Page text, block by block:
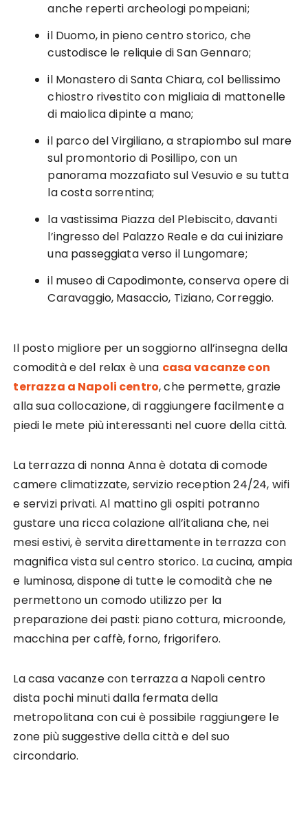
anche reperti archeologi pompeiani;
il Duomo, in pieno centro storico, che
custodisce le reliquie di San Gennaro;
il Monastero di Santa Chiara, col bellissimo
chiostro rivestito con migliaia di mattonelle
di maiolica dipinte a mano;
il parco del Virgiliano, a strapiombo sul mare
sul promontorio di Posillipo, con un
panorama mozzafiato sul Vesuvio e su tutta
la costa sorrentina;
la vastissima Piazza del Plebiscito, davanti
l’ingresso del Palazzo Reale e da cui iniziare
una passeggiata verso il Lungomare;
il museo di Capodimonte, conserva opere di
Caravaggio, Masaccio, Tiziano, Correggio.
Il posto migliore per un soggiorno all’insegna della
comodità e del relax è una casa vacanze con
terrazza a Napoli centro, che permette, grazie
alla sua collocazione, di raggiungere facilmente a
piedi le mete più interessanti nel cuore della città.
La terrazza di nonna Anna è dotata di comode
camere climatizzate, servizio reception 24/24, wifi
e servizi privati. Al mattino gli ospiti potranno
gustare una ricca colazione all’italiana che, nei
mesi estivi, è servita direttamente in terrazza con
magnifica vista sul centro storico. La cucina, ampia
e luminosa, dispone di tutte le comodità che ne
permettono un comodo utilizzo per la
preparazione dei pasti: piano cottura, microonde,
macchina per caffè, forno, frigorifero.
La casa vacanze con terrazza a Napoli centro
dista pochi minuti dalla fermata della
metropolitana con cui è possibile raggiungere le
zone più suggestive della città e del suo
circondario.